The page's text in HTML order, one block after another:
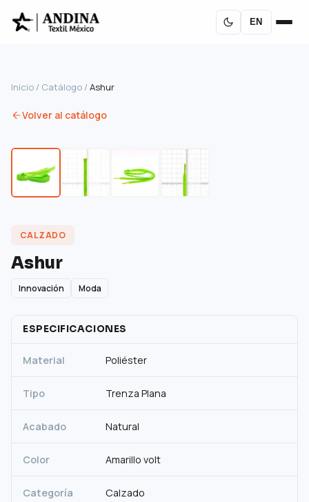
EN
Inicio / Catálogo / Ashur
Volver al catálogo
CALZADO
Ashur
Innovación Moda
ESPECIFICACIONES
Material Poliéster
Tipo Trenza Plana
Acabado Natural
Color Amarillo volt
Categoría Calzado